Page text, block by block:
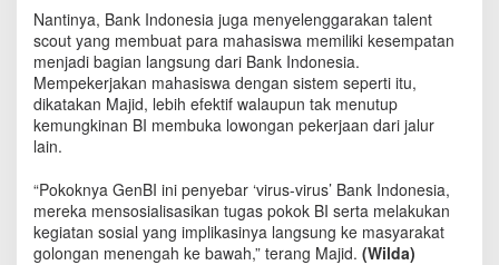
i
a
Nantinya, Bank Indonesia juga menyelenggarakan talent
scout yang membuat para mahasiswa memiliki kesempatan
menjadi bagian langsung dari Bank Indonesia.
Mempekerjakan mahasiswa dengan sistem seperti itu,
dikatakan Majid, lebih efektif walaupun tak menutup
kemungkinan BI membuka lowongan pekerjaan dari jalur
lain.
“Pokoknya GenBI ini penyebar ‘virus-virus’ Bank Indonesia,
mereka mensosialisasikan tugas pokok BI serta melakukan
kegiatan sosial yang implikasinya langsung ke masyarakat
golongan menengah ke bawah,” terang Majid. (Wilda)